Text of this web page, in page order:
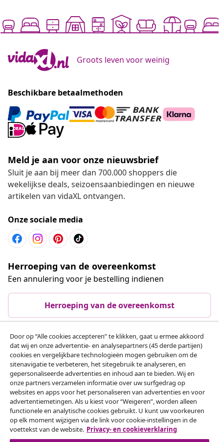
Groots leven voor weinig
Beschikbare betaalmethoden
Meld je aan voor onze nieuwsbrief
Sluit je aan bij meer dan 700.000 shoppers die
wekelijkse deals, seizoensaanbiedingen en nieuwe
artikelen van vidaXL ontvangen.
Onze sociale media
Herroeping van de overeenkomst
Een annulering voor je bestelling indienen
Herroeping van de overeenkomst
Klantenservice
Zakelijk
vidaXL
Ontdek meer
Door op “Alle cookies accepteren” te klikken, gaat u ermee akkoord
dat wij en onze advertentie- en analysepartners (45 derde partijen)
cookies en vergelijkbare technologieën mogen gebruiken om de
sitenavigatie te verbeteren, het sitegebruik te analyseren, en
gepersonaliseerde advertenties en inhoud aan te bieden. Wij en
onze partners verzamelen informatie over uw surfgedrag op
websites en apps voor het personaliseren van advertenties en voor
advertentiemetingen. Als u kiest voor “Weigeren”, worden alleen
functionele en analytische cookies gebruikt. U kunt uw voorkeuren
op elk moment wijzigen via de link voor cookie-instellingen in de
voettekst van de website. Privacy- en cookieverklaring